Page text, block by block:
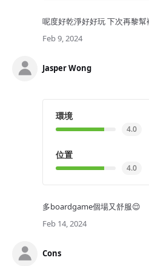
呢度好乾淨好好玩 下次再黎幫
Feb 9, 2024
Jasper Wong
環境
4.0
位置
4.0
多boardgame個場又舒服😌
Feb 14, 2024
Cons